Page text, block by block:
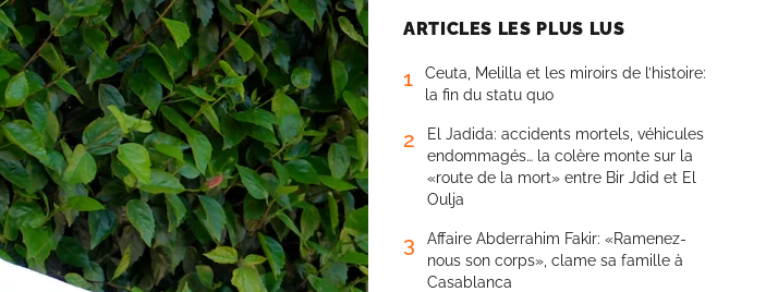
ARTICLES LES PLUS LUS
1
Ceuta, Melilla et les miroirs de l’histoire:
la fin du statu quo
2
El Jadida: accidents mortels, véhicules
endommagés… la colère monte sur la
«route de la mort» entre Bir Jdid et El
Oulja
3
Affaire Abderrahim Fakir: «Ramenez-
nous son corps», clame sa famille à
Casablanca